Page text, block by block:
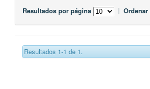
Resultados por página |
Resultados 1-1 de 1.